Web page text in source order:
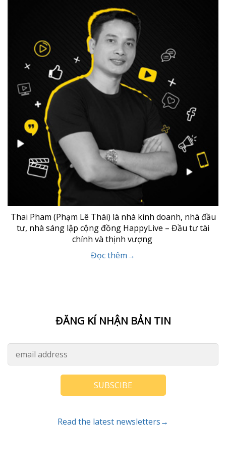
Thai Pham (Phạm Lê Thái) là nhà kinh doanh, nhà đầu
tư, nhà sáng lập cộng đồng HappyLive – Đầu tư tài
chính và thịnh vượng
Đọc thêm→
ĐĂNG KÍ NHẬN BẢN TIN
SUBSCIBE
Read the latest newsletters→